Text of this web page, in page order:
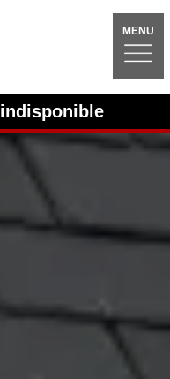
MENU
indisponible